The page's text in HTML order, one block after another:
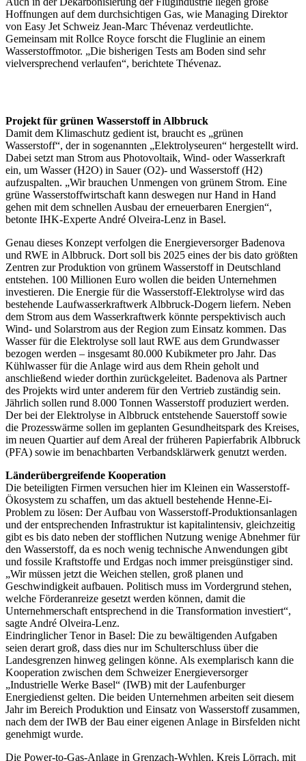
Hoffnungen auf dem durchsichtigen Gas, wie Managing Direktor
von Easy Jet Schweiz Jean-Marc Thévenaz verdeutlichte.
Gemeinsam mit Rollce Royce forscht die Fluglinie an einem
Wasserstoffmotor. „Die bisherigen Tests am Boden sind sehr
vielversprechend verlaufen“, berichtete Thévenaz.
Projekt für grünen Wasserstoff in Albbruck
Damit dem Klimaschutz gedient ist, braucht es „grünen
Wasserstoff“, der in sogenannten „Elektrolyseuren“ hergestellt wird.
Dabei setzt man Strom aus Photovoltaik, Wind- oder Wasserkraft
ein, um Wasser (H2O) in Sauer (O2)- und Wasserstoff (H2)
aufzuspalten. „Wir brauchen Unmengen von grünem Strom. Eine
grüne Wasserstoffwirtschaft kann deswegen nur Hand in Hand
gehen mit dem schnellen Ausbau der erneuerbaren Energien“,
betonte IHK-Experte André Olveira-Lenz in Basel.
Genau dieses Konzept verfolgen die Energieversorger Badenova
und RWE in Albbruck. Dort soll bis 2025 eines der bis dato größten
Zentren zur Produktion von grünem Wasserstoff in Deutschland
entstehen. 100 Millionen Euro wollen die beiden Unternehmen
investieren. Die Energie für die Wasserstoff-Elektrolyse wird das
bestehende Laufwasserkraftwerk Albbruck-Dogern liefern. Neben
dem Strom aus dem Wasserkraftwerk könnte perspektivisch auch
Wind- und Solarstrom aus der Region zum Einsatz kommen. Das
Wasser für die Elektrolyse soll laut RWE aus dem Grundwasser
bezogen werden – insgesamt 80.000 Kubikmeter pro Jahr. Das
Kühlwasser für die Anlage wird aus dem Rhein geholt und
anschließend wieder dorthin zurückgeleitet. Badenova als Partner
des Projekts wird unter anderem für den Vertrieb zuständig sein.
Jährlich sollen rund 8.000 Tonnen Wasserstoff produziert werden.
Der bei der Elektrolyse in Albbruck entstehende Sauerstoff sowie
die Prozesswärme sollen im geplanten Gesundheitspark des Kreises,
im neuen Quartier auf dem Areal der früheren Papierfabrik Albbruck
(PFA) sowie im benachbarten Verbandsklärwerk genutzt werden.
Länderübergreifende Kooperation
Die beteiligten Firmen versuchen hier im Kleinen ein Wasserstoff-
Ökosystem zu schaffen, um das aktuell bestehende Henne-Ei-
Problem zu lösen: Der Aufbau von Wasserstoff-Produktionsanlagen
und der entsprechenden Infrastruktur ist kapitalintensiv, gleichzeitig
gibt es bis dato neben der stofflichen Nutzung wenige Abnehmer für
den Wasserstoff, da es noch wenig technische Anwendungen gibt
und fossile Kraftstoffe und Erdgas noch immer preisgünstiger sind.
„Wir müssen jetzt die Weichen stellen, groß planen und
Geschwindigkeit aufbauen. Politisch muss im Vordergrund stehen,
welche Förderanreize gesetzt werden können, damit die
Unternehmerschaft entsprechend in die Transformation investiert“,
sagte André Olveira-Lenz.
Eindringlicher Tenor in Basel: Die zu bewältigenden Aufgaben
seien derart groß, dass dies nur im Schulterschluss über die
Landesgrenzen hinweg gelingen könne. Als exemplarisch kann die
Kooperation zwischen dem Schweizer Energieversorger
„Industrielle Werke Basel“ (IWB) mit der Laufenburger
Energiedienst gelten. Die beiden Unternehmen arbeiten seit diesem
Jahr im Bereich Produktion und Einsatz von Wasserstoff zusammen,
nach dem der IWB der Bau einer eigenen Anlage in Birsfelden nicht
genehmigt wurde.
Die Power-to-Gas-Anlage in Grenzach-Wyhlen, Kreis Lörrach, mit